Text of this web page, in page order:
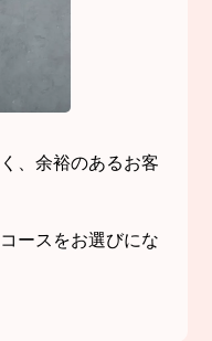
、余裕のあるお客
ースをお選びにな